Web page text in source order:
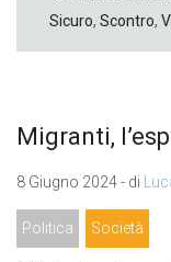
Sicuro, Scontro,
Migranti,
8 Giugno 2024 - di
Politica Società